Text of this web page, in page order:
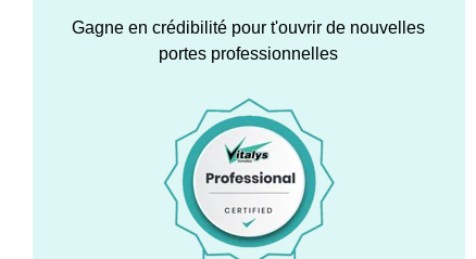
Gagne en crédibilité pour t'ouvrir de nouvelles
portes professionnelles